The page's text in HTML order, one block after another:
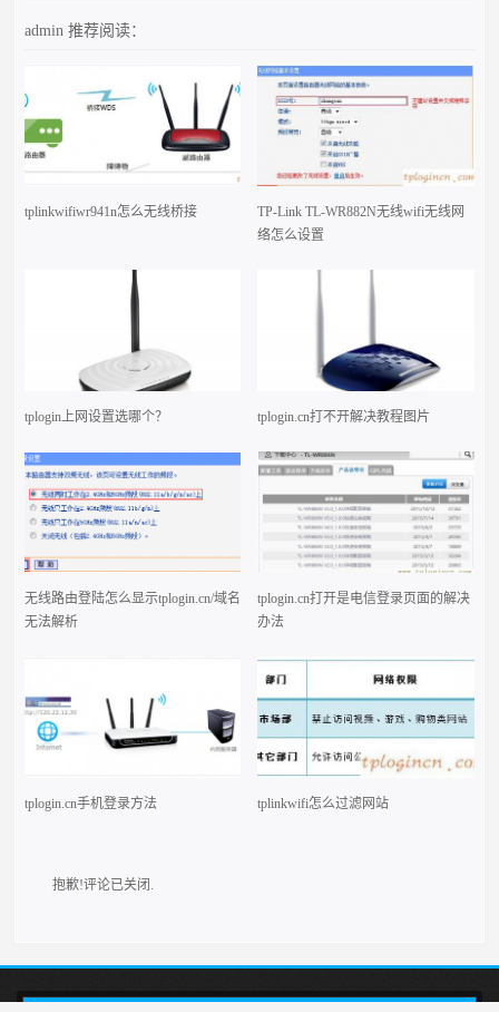
admin推荐阅读：
tplinkwifiwr941n怎么无线桥接
TP-Link TL-WR882N无线wifi无线网
络怎么设置
tplogin上网设置选哪个？ tplogin.cn打不开解决教程图片
无线路由登陆怎么显示tplogin.cn/域名
无法解析
tplogin.cn打开是电信登录页面的解决
办法
tplogin.cn手机登录方法 tplinkwifi怎么过滤网站
抱歉!评论已关闭.